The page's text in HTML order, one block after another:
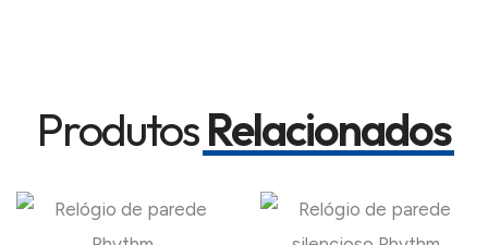
ProdutosRelacionados